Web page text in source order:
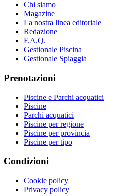
Chi siamo
Magazine
La nostra linea editoriale
Redazione
F.A.Q.
Gestionale Piscina
Gestionale Spiaggia
Prenotazioni
Piscine e Parchi acquatici
Piscine
Parchi acquatici
Piscine per regione
Piscine per provincia
Piscine per tipo
Condizioni
Cookie policy
Privacy policy